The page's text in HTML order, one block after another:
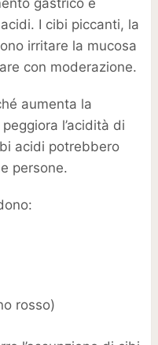
gastrico e
I cibi piccanti, la
irritare la mucosa
con moderazione.
aumenta la
l’acidità di
acidi potrebbero
persone.
rosso)